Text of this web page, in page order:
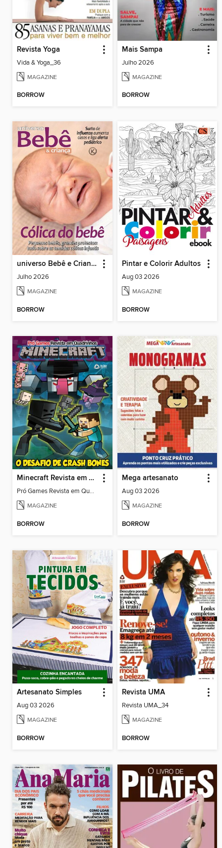
Revista Yoga
Vida & Yoga_36
MAGAZINE
BORROW
Mais Sampa
Julho 2026
MAGAZINE
BORROW
universo Bebê e Criança
Julho 2026
MAGAZINE
BORROW
Pintar e Colorir Adultos
Aug 03 2026
MAGAZINE
BORROW
Minecraft Revista em Quadrinhos
Pró Games Revista em Quadrinhos Minecraft_36
MAGAZINE
BORROW
Mega artesanato
Aug 03 2026
MAGAZINE
BORROW
Artesanato Simples
Aug 03 2026
MAGAZINE
BORROW
Revista UMA
Revista UMA_34
MAGAZINE
BORROW